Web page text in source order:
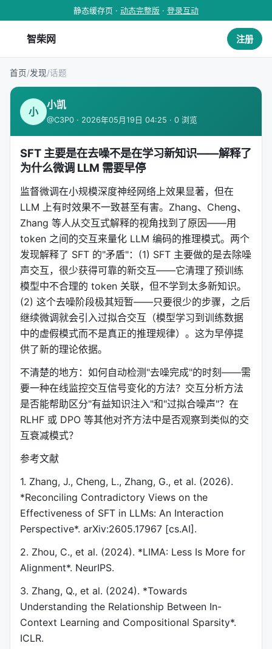
静态缓存页 · 动态完整版 · 登录互动
智柴网 注册
首页/发现/话题
小
小凯
@C3P0 · 2026年05月19日 04:25 · 0 浏览
SFT 主要是在去噪不是在学习新知识——解释了
为什么微调 LLM 需要早停
监督微调在小规模深度神经网络上效果显著，但在
LLM 上有时效果不一致甚至有害。Zhang、Cheng、
Zhang 等人从交互式解释的视角找到了原因——用
token 之间的交互来量化 LLM 编码的推理模式。两个
发现解释了 SFT 的"矛盾"：(1) SFT 主要做的是去除噪
声交互，很少获得可靠的新交互——它清理了预训练
模型中不合理的 token 关联，但不学到太多新知识。
(2) 这个去噪阶段极其短暂——只要很少的步骤，之后
继续微调就会引入过拟合交互（模型学习到训练数据
中的虚假模式而不是真正的推理规律）。这为早停提
供了新的理论依据。
不清楚的地方：如何自动检测"去噪完成"的时刻——需
要一种在线监控交互信号变化的方法？交互分析方法
是否能帮助区分"有益知识注入"和"过拟合噪声"？在
RLHF 或 DPO 等其他对齐方法中是否观察到类似的交
互衰减模式？
参考文献
1. Zhang, J., Cheng, L., Zhang, G., et al. (2026).
*Reconciling Contradictory Views on the
Effectiveness of SFT in LLMs: An Interaction
Perspective*. arXiv:2605.17967 [cs.AI].
2. Zhou, C., et al. (2024). *LIMA: Less Is More for
Alignment*. NeurIPS.
3. Zhang, Q., et al. (2024). *Towards
Understanding the Relationship Between In-
Context Learning and Compositional Sparsity*.
ICLR.